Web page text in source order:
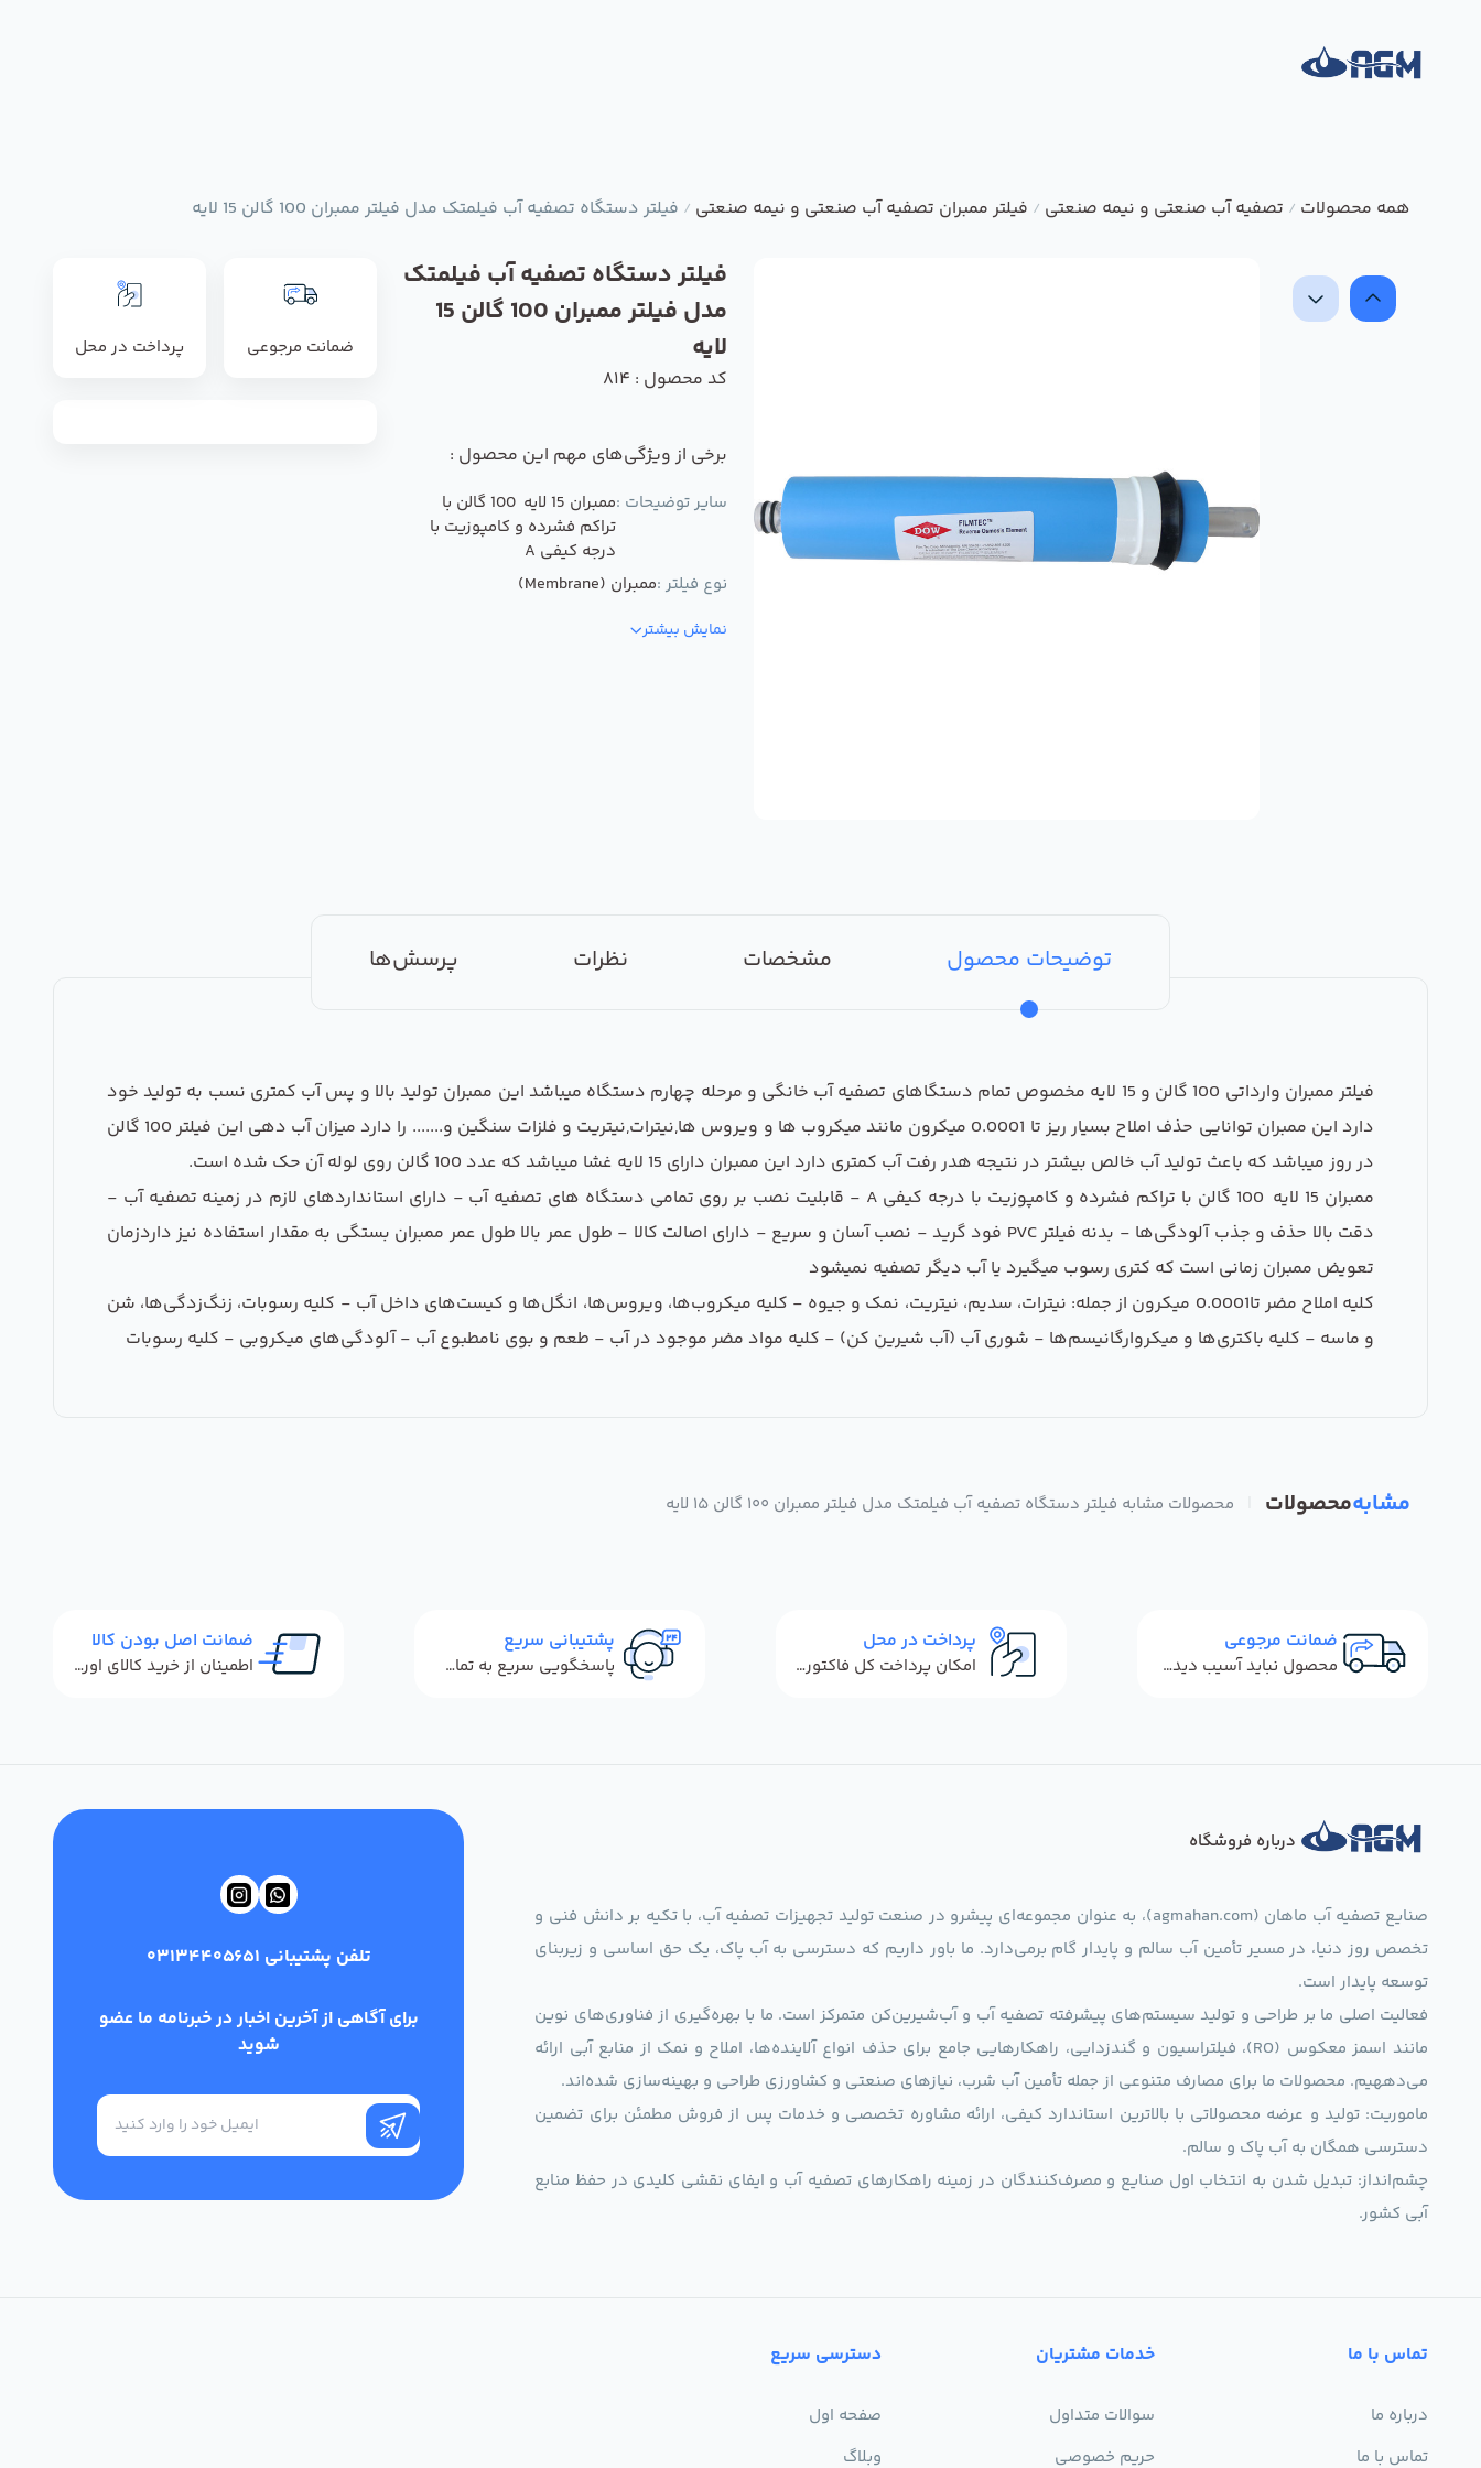
همه محصولات / تصفیه آب صنعتی و نیمه صنعتی / فیلتر ممبران تصفیه آب صنعتی و نیمه صنعتی / فیلتر دستگاه تصفیه آب فیلمتک مدل فیلتر ممبران 100 گالن 15 لایه
فیلتر دستگاه تصفیه آب فیلمتک
مدل فیلتر ممبران 100 گالن 15
لایه
کد محصول : 814
برخی از ویژگی‌های مهم این محصول :
سایر توضیحات :
ممبران 15 لایه 100 گالن با
تراکم فشرده و کامپوزیت با
درجه کیفی A
نوع فیلتر :ممبران (Membrane)
نمایش بیشتر
ضمانت مرجوعی پرداخت در محل
توضیحات محصول مشخصات نظرات پرسش‌ها
فیلتر ممبران وارداتی 100 گالن و 15 لایه مخصوص تمام دستگاهای تصفیه آب خانگی و مرحله چهارم دستگاه میباشد این ممبران تولید بالا و پس آب کمتری نسب به تولید خود
دارد این ممبران توانایی حذف املاح بسیار ریز تا 0.0001 میکرون مانند میکروب ها و ویروس ها,نیترات,نیتریت و فلزات سنگین و....... را دارد میزان آب دهی این فیلتر 100 گالن
در روز میباشد که باعث تولید آب خالص بیشتر در نتیجه هدر رفت آب کمتری دارد این ممبران دارای 15 لایه غشا میباشد که عدد 100 گالن روی لوله آن حک شده است.
ممبران 15 لایه 100 گالن با تراکم فشرده و کامپوزیت با درجه کیفی A - قابلیت نصب بر روی تمامی دستگاه های تصفیه آب - دارای استانداردهای لازم در زمینه تصفیه آب -
دقت بالا حذف و جذب آلودگی‌ها - بدنه فیلتر PVC فود گرید - نصب آسان و سریع - دارای اصالت کالا - طول عمر بالا طول عمر ممبران بستگی به مقدار استفاده نیز داردزمان
تعویض ممبران زمانی است که کتری رسوب میگیرد یا آب دیگر تصفیه نمیشود
کلیه املاح مضر تا0.0001 میکرون از جمله: نیترات، سدیم، نیتریت، نمک و جیوه - کلیه میکروب‌ها، ویروس‌ها، انگل‌ها و کیست‌های داخل آب - کلیه رسوبات، زنگ‌زدگی‌ها، شن
و ماسه - کلیه باکتری‌ها و میکروارگانیسم‌ها - شوری آب (آب شیرین کن) - کلیه مواد مضر موجود در آب - طعم و بوی نامطبوع آب - آلودگی‌های میکروبی - کلیه رسوبات
مشابهمحصولات محصولات مشابه فیلتر دستگاه تصفیه آب فیلمتک مدل فیلتر ممبران 100 گالن 15 لایه
ضمانت مرجوعی
محصول نباید آسیب دیده باشد
پرداخت در محل
امکان پرداخت کل فاکتور در محل
پشتیبانی سریع
پاسخگویی سریع به تماس‌ها و پیام‌ها
ضمانت اصل بودن کالا
اطمینان از خرید کالای اورجینال
درباره فروشگاه
صنایع تصفیه آب ماهان (agmahan.com)، به عنوان مجموعه‌ای پیشرو در صنعت تولید تجهیزات تصفیه آب، با تکیه بر دانش فنی و
تخصص روز دنیا، در مسیر تأمین آب سالم و پایدار گام برمی‌دارد. ما باور داریم که دسترسی به آب پاک، یک حق اساسی و زیربنای
توسعه پایدار است.
فعالیت اصلی ما بر طراحی و تولید سیستم‌های پیشرفته تصفیه آب و آب‌شیرین‌کن متمرکز است. ما با بهره‌گیری از فناوری‌های نوین
مانند اسمز معکوس (RO)، فیلتراسیون و گندزدایی، راهکارهایی جامع برای حذف انواع آلاینده‌ها، املاح و نمک از منابع آبی ارائه
می‌دههیم. محصولات ما برای مصارف متنوعی از جمله تأمین آب شرب، نیازهای صنعتی و کشاورزی طراحی و بهینه‌سازی شده‌اند.
ماموریت: تولید و عرضه محصولاتی با بالاترین استاندارد کیفی، ارائه مشاوره تخصصی و خدمات پس از فروش مطمئن برای تضمین
دسترسی همگان به آب پاک و سالم.
چشم‌انداز: تبدیل شدن به انتخاب اول صنایع و مصرف‌کنندگان در زمینه راهکارهای تصفیه آب و ایفای نقشی کلیدی در حفظ منابع
آبی کشور.
تلفن پشتیبانی 03134405651
برای آگاهی از آخرین اخبار در خبرنامه ما عضو
شوید
تماس با ما
درباره ما
تماس با ما
خدمات مشتریان
سوالات متداول
حریم خصوصی
دسترسی سریع
صفحه اول
وبلاگ